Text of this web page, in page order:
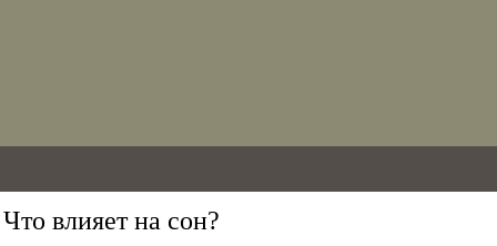
Что влияет на сон?